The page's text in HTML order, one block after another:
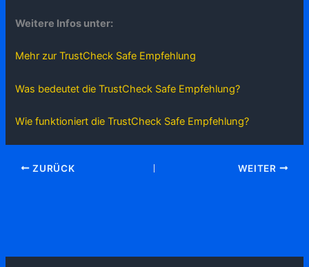
Weitere Infos unter:
Mehr zur TrustCheck Safe Empfehlung
Was bedeutet die TrustCheck Safe Empfehlung?
Wie funktioniert die TrustCheck Safe Empfehlung?
ZURÜCK WEITER